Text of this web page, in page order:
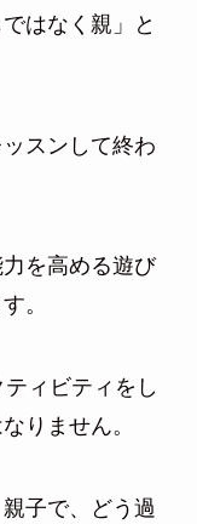
はなく親」と
スンして終わ
を高める遊び
。
ィビティをし
りません。
子で、どう過